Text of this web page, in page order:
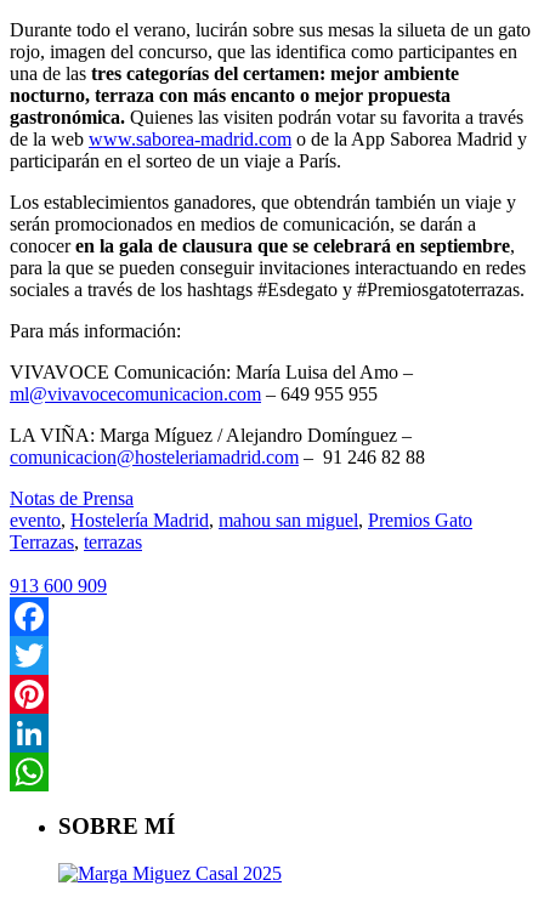
Durante todo el verano, lucirán sobre sus mesas la silueta de un gato
rojo, imagen del concurso, que las identifica como participantes en
una de las tres categorías del certamen: mejor ambiente
nocturno, terraza con más encanto o mejor propuesta
gastronómica. Quienes las visiten podrán votar su favorita a través
de la web www.saborea-madrid.com o de la App Saborea Madrid y
participarán en el sorteo de un viaje a París.
Los establecimientos ganadores, que obtendrán también un viaje y
serán promocionados en medios de comunicación, se darán a
conoceren la gala de clausura que se celebrará en septiembre,
para la que se pueden conseguir invitaciones interactuando en redes
sociales a través de los hashtags #Esdegato y #Premiosgatoterrazas.
Para más información:
VIVAVOCE Comunicación: María Luisa del Amo –
ml@vivavocecomunicacion.com – 649 955 955
LA VIÑA: Marga Míguez / Alejandro Domínguez –
comunicacion@hosteleriamadrid.com – 91 246 82 88
Notas de Prensa
evento, Hostelería Madrid, mahou san miguel, Premios Gato
Terrazas, terrazas
913 600 909
Facebook
Twitter
Pinterest
LinkedIn
SOBRE MÍ